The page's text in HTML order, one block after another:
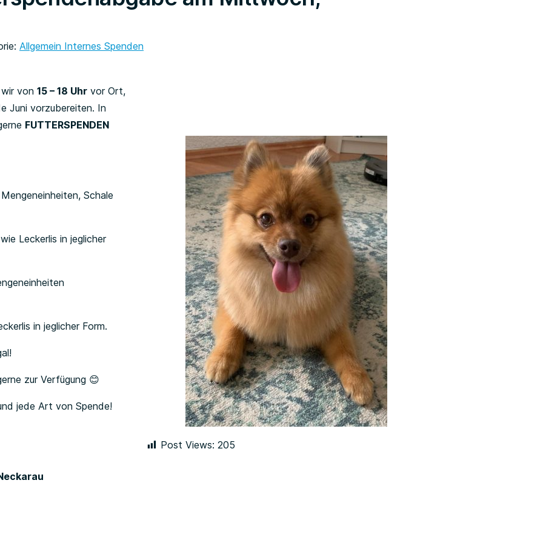
Allgemein Internes Spenden
von 15 – 18 Uhr vor Ort,
Juni vorzubereiten. In
FUTTERSPENDEN
Schale
Leckerlis in jeglicher
in jeglicher Form.
zur Verfügung 😊
jede Art von Spende!
Post Views: 205